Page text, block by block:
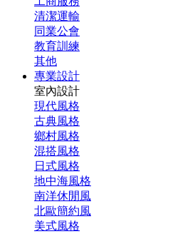
清潔運輸
同業公會
教育訓練
其他
專業設計
室內設計
現代風格
古典風格
鄉村風格
混搭風格
日式風格
地中海風格
南洋休閒風
北歐簡約風
美式風格